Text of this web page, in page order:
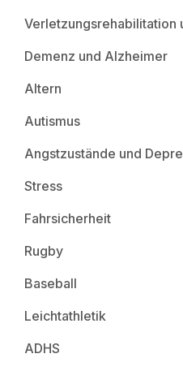
Verletzungsrehabilitation
Demenz und Alzheimer
Altern
Autismus
Angstzustände und
Stress
Fahrsicherheit
Rugby
Baseball
Leichtathletik
ADHS